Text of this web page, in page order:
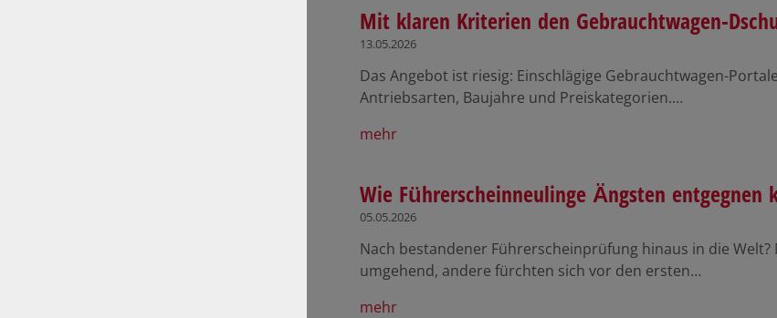
Mit klaren Kriterien den Gebrauchtwagen-
13.05.2026
Das Angebot ist riesig: Einschlägige Gebrauchtwagen-
Antriebsarten, Baujahre und Preiskategorien.…
mehr
Wie Führerscheinneulinge Ängsten entgegnen
05.05.2026
Nach bestandener Führerscheinprüfung hinaus in die
umgehend, andere fürchten sich vor den ersten…
mehr